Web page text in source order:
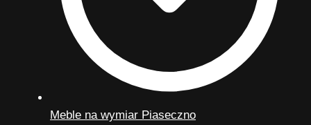
Meble na wymiar Piaseczno